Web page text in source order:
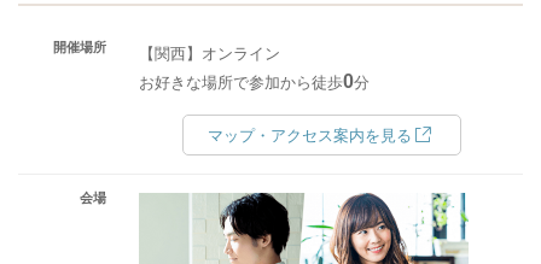
開催場所
【関西】オンライン
お好きな場所で参加から徒歩0分
マップ・アクセス案内を見る
会場